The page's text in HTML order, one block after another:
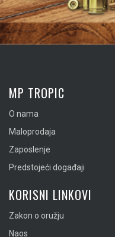
MP TROPIC
O nama
Maloprodaja
Zaposlenje
Predstojeći događaji
KORISNI LINKOVI
Zakon o oružju
Naos